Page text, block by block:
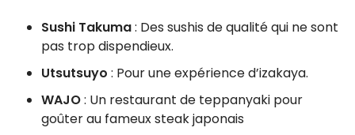
Sushi Takuma: Des sushis de qualité qui ne sont
pas trop dispendieux.
Utsutsuyo : Pour une expérience d’izakaya.
WAJO: Un restaurant de teppanyaki pour
goûter au fameux steak japonais